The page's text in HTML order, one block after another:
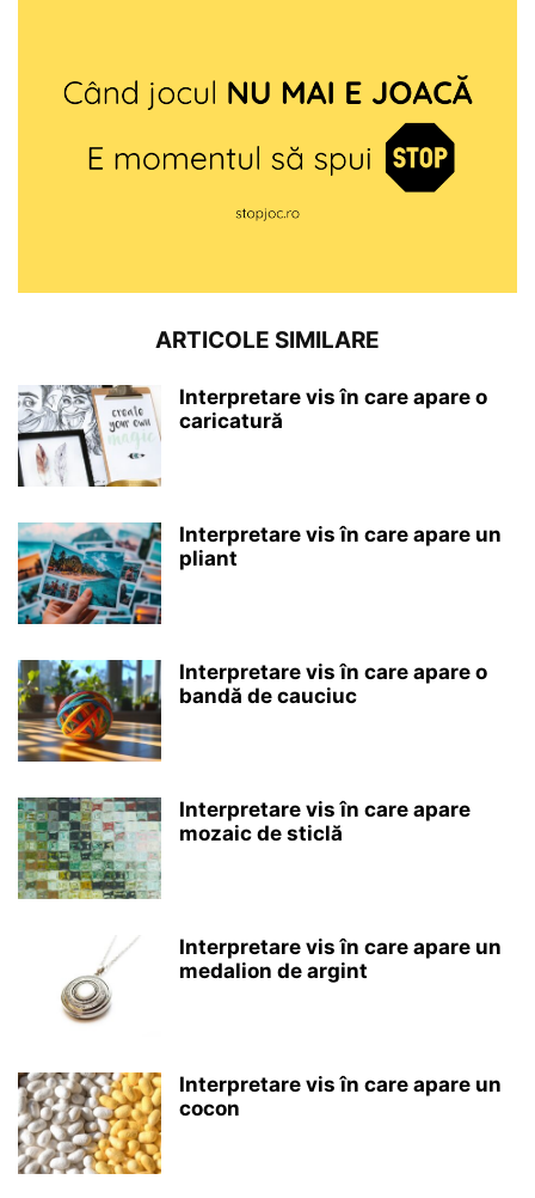
ARTICOLE SIMILARE
Interpretare vis în care apare o
caricatură
Interpretare vis în care apare un
pliant
Interpretare vis în care apare o
bandă de cauciuc
Interpretare vis în care apare
mozaic de sticlă
Interpretare vis în care apare un
medalion de argint
Interpretare vis în care apare un
cocon